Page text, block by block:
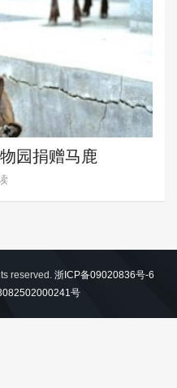
园捐赠马鹿
reserved. 浙ICP备09020836号-6
号